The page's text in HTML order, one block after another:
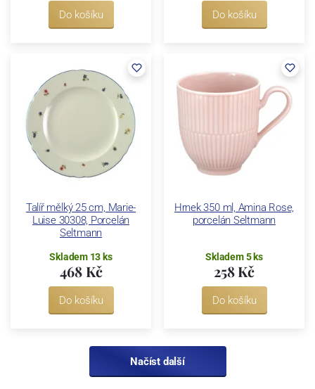
Do košíku Do košíku
Talíř mělký 25 cm, Marie-
Luise 30308, Porcelán
Seltmann
Skladem 13 ks
468 Kč
Do košíku
Hrnek 350 ml, Amina Rose,
porcelán Seltmann
Skladem 5 ks
258 Kč
Do košíku
Načíst další